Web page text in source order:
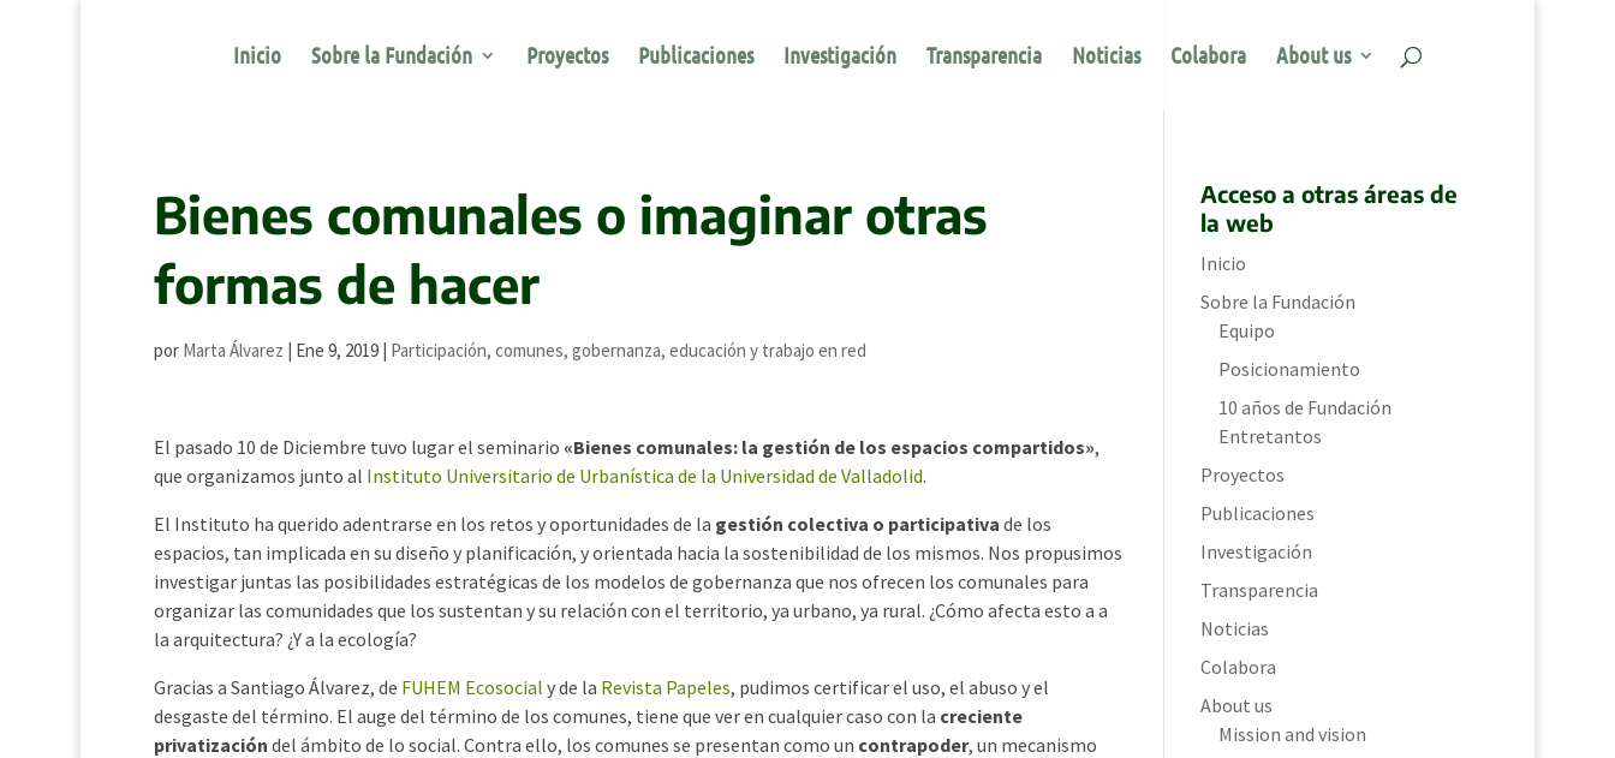
Inicio Sobre la Fundación Proyectos Publicaciones Investigación Transparencia Noticias Colabora About us
Bienes comunales o imaginar otras
formas de hacer
por Marta Álvarez | Ene 9, 2019| Participación, comunes, gobernanza, educación y trabajo en red
El pasado 10 de Diciembre tuvo lugar el seminario «Bienes comunales: la gestión de los espacios compartidos»,
que organizamos junto al Instituto Universitario de Urbanística de la Universidad de Valladolid.
El Instituto ha querido adentrarse en los retos y oportunidades de la gestión colectiva o participativa de los
espacios, tan implicada en su diseño y planificación, y orientada hacia la sostenibilidad de los mismos. Nos propusimos
investigar juntas las posibilidades estratégicas de los modelos de gobernanza que nos ofrecen los comunales para
organizar las comunidades que los sustentan y su relación con el territorio, ya urbano, ya rural. ¿Cómo afecta esto a a
la arquitectura? ¿Y a la ecología?
Gracias a Santiago Álvarez, de FUHEM Ecosocial y de la Revista Papeles, pudimos certificar el uso, el abuso y el
desgaste del término. El auge del término de los comunes, tiene que ver en cualquier caso con la creciente
privatización del ámbito de lo social. Contra ello, los comunes se presentan como un contrapoder, un mecanismo
Acceso a otras áreas de
la web
Inicio
Sobre la Fundación
Equipo
Posicionamiento
10 años de Fundación
Entretantos
Proyectos
Publicaciones
Investigación
Transparencia
Noticias
Colabora
About us
Mission and vision